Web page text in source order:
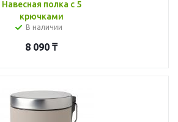
Навесная полка с 5
крючками
В наличии
8 090 ₸